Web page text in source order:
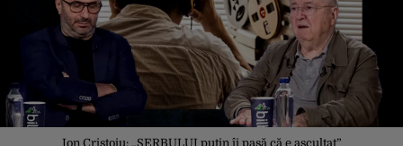
Ion Cristoiu: „ȘERBULUI puțin îi pasă că e ascultat”